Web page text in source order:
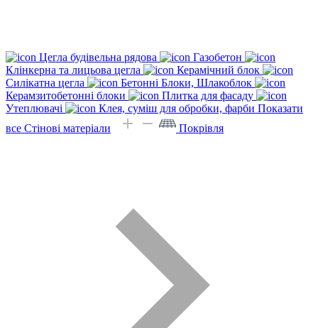
Цегла будівельна рядова
Газобетон
Клінкерна та лицьова цегла
Керамічний блок
Силікатна цегла
Бетонні Блоки, Шлакоблок
Керамзитобетонні блоки
Плитка для фасаду
Утеплювачі
Клея, суміш для обробки, фарби Показати
все Стінові матеріали
Покрівля